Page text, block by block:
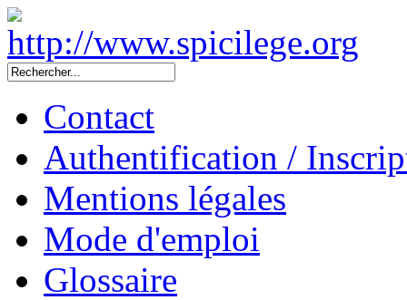
Contact
Authentification /
Mentions légales
Mode d'emploi
Glossaire